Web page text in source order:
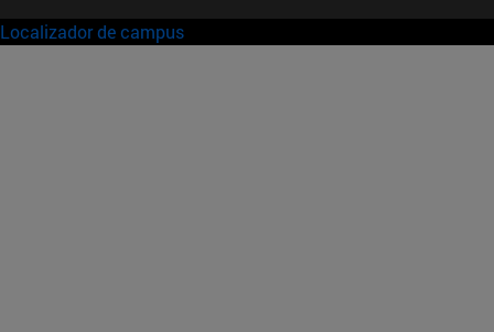
Localizador de campus